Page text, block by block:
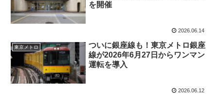
を開催
2026.06.14
東京メトロ
ついに銀座線も！東京メトロ銀座
線が2026年6月27日からワンマン
運転を導入
2026.06.12